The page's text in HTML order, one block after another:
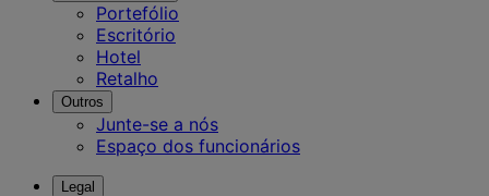
Portefólio
Escritório
Hotel
Retalho
Outros
Junte-se a nós
Espaço dos funcionários
Legal